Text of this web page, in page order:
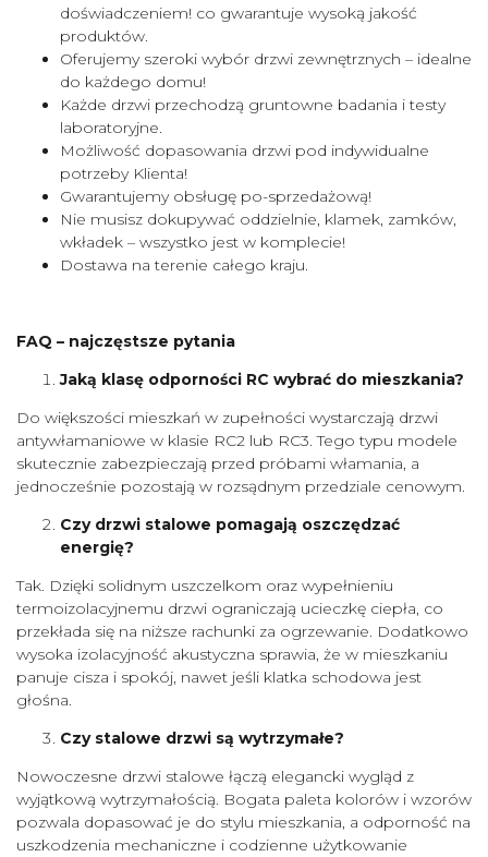
doświadczeniem! co gwarantuje wysoką jakość
produktów.
Oferujemy szeroki wybór drzwi zewnętrznych – idealne
do każdego domu!
Każde drzwi przechodzą gruntowne badania i testy
laboratoryjne.
Możliwość dopasowania drzwi pod indywidualne
potrzeby Klienta!
Gwarantujemy obsługę po-sprzedażową!
Nie musisz dokupywać oddzielnie, klamek, zamków,
wkładek – wszystko jest w komplecie!
Dostawa na terenie całego kraju.
FAQ – najczęstsze pytania
Jaką klasę odporności RC wybrać do mieszkania?
Do większości mieszkań w zupełności wystarczają drzwi
antywłamaniowe w klasie RC2 lub RC3. Tego typu modele
skutecznie zabezpieczają przed próbami włamania, a
jednocześnie pozostają w rozsądnym przedziale cenowym.
Czy drzwi stalowe pomagają oszczędzać
energię?
Tak. Dzięki solidnym uszczelkom oraz wypełnieniu
termoizolacyjnemu drzwi ograniczają ucieczkę ciepła, co
przekłada się na niższe rachunki za ogrzewanie. Dodatkowo
wysoka izolacyjność akustyczna sprawia, że w mieszkaniu
panuje cisza i spokój, nawet jeśli klatka schodowa jest
głośna.
Czy stalowe drzwi są wytrzymałe?
Nowoczesne drzwi stalowe łączą elegancki wygląd z
wyjątkową wytrzymałością. Bogata paleta kolorów i wzorów
pozwala dopasować je do stylu mieszkania, a odporność na
uszkodzenia mechaniczne i codzienne użytkowanie